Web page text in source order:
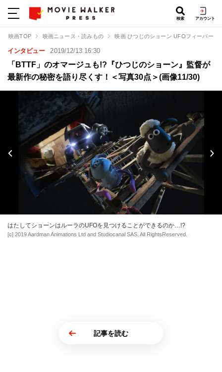
検索 アカウント
映画TOP 映画ニュース・読みもの 映画 ひつじのショーン UFOフィーバー！
インタビュー 2019/12/13 16:30
「BTTF」のオマージュも!?『ひつじのショーン』監督が
最新作の秘密を語り尽くす！＜写真30点＞(画像11/30)
はたしてショーンはルーラのUFOを見つけることができるのか…!?
[c] 2019 Aardman Animations Ltd and Studiocanal SAS. All RightsReserved.
記事を読む